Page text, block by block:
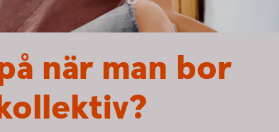
när man bor